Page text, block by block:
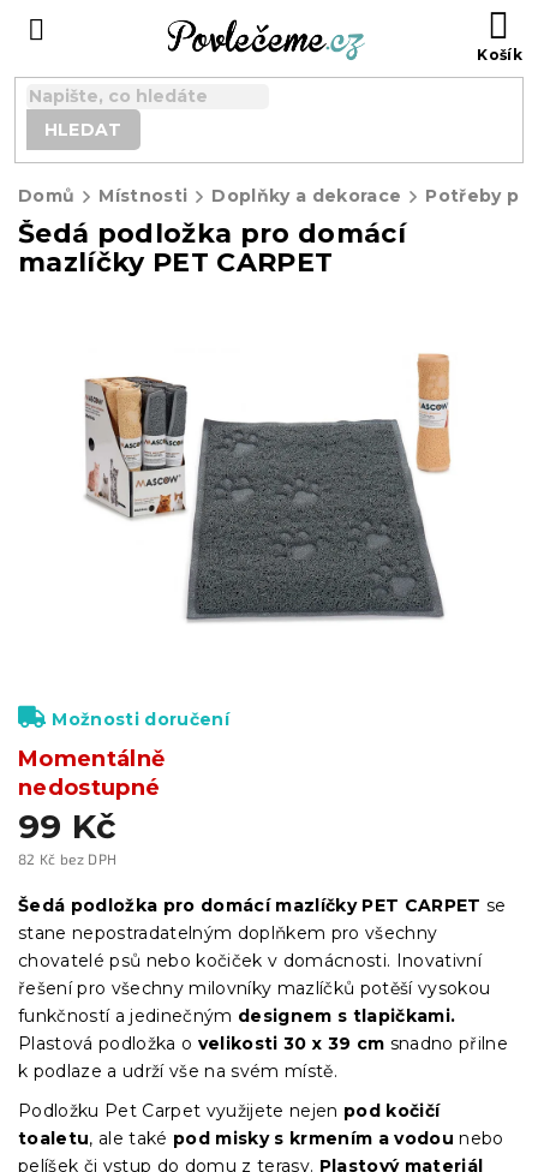
HLEDAT
Domů Místnosti Doplňky a dekorace Potřeby
Šedá podložka pro domácí
mazlíčky PET CARPET
99 Kč
82 Kč bez DPH
cena:
Momentálně
nedostupné
Možnosti doručení
Šedá podložka pro domácí mazlíčky PET CARPET se
stane nepostradatelným doplňkem pro všechny
chovatelé psů nebo kočiček v domácnosti. Inovativní
řešení pro všechny milovníky mazlíčků potěší vysokou
funkčností a jedinečným designem s tlapičkami.
Plastová podložka o velikosti 30 x 39 cm snadno přilne
k podlaze a udrží vše na svém místě.
Podložku Pet Carpet využijete nejen pod kočičí
toaletu, ale také pod misky s krmením a vodou nebo
pelíšek či vstup do domu z terasy. Plastový materiál